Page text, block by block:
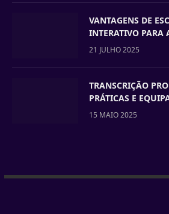
VANTAGENS DE
INTERATIVO PARA
21 JULHO 2025
TRANSCRIÇÃO
PRÁTICAS E
15 MAIO 2025